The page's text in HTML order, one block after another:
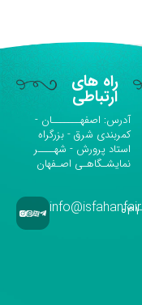
راه های
ارتباطی
آدرس: اصفهـــــــان -
کمربندی شرق - بزرگراه
استاد پرورش - شهــــر
نمایشـگاهـی اصـفهان
۰۳۱-